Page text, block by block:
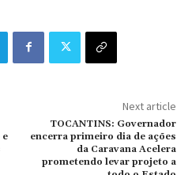
e
Next article
TOCANTINS: Governador
encerra primeiro dia de ações
da Caravana Acelera
prometendo levar projeto a